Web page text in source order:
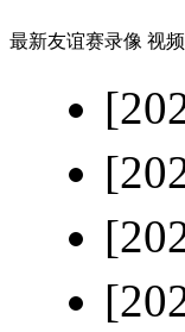
最新友谊赛录像 视频